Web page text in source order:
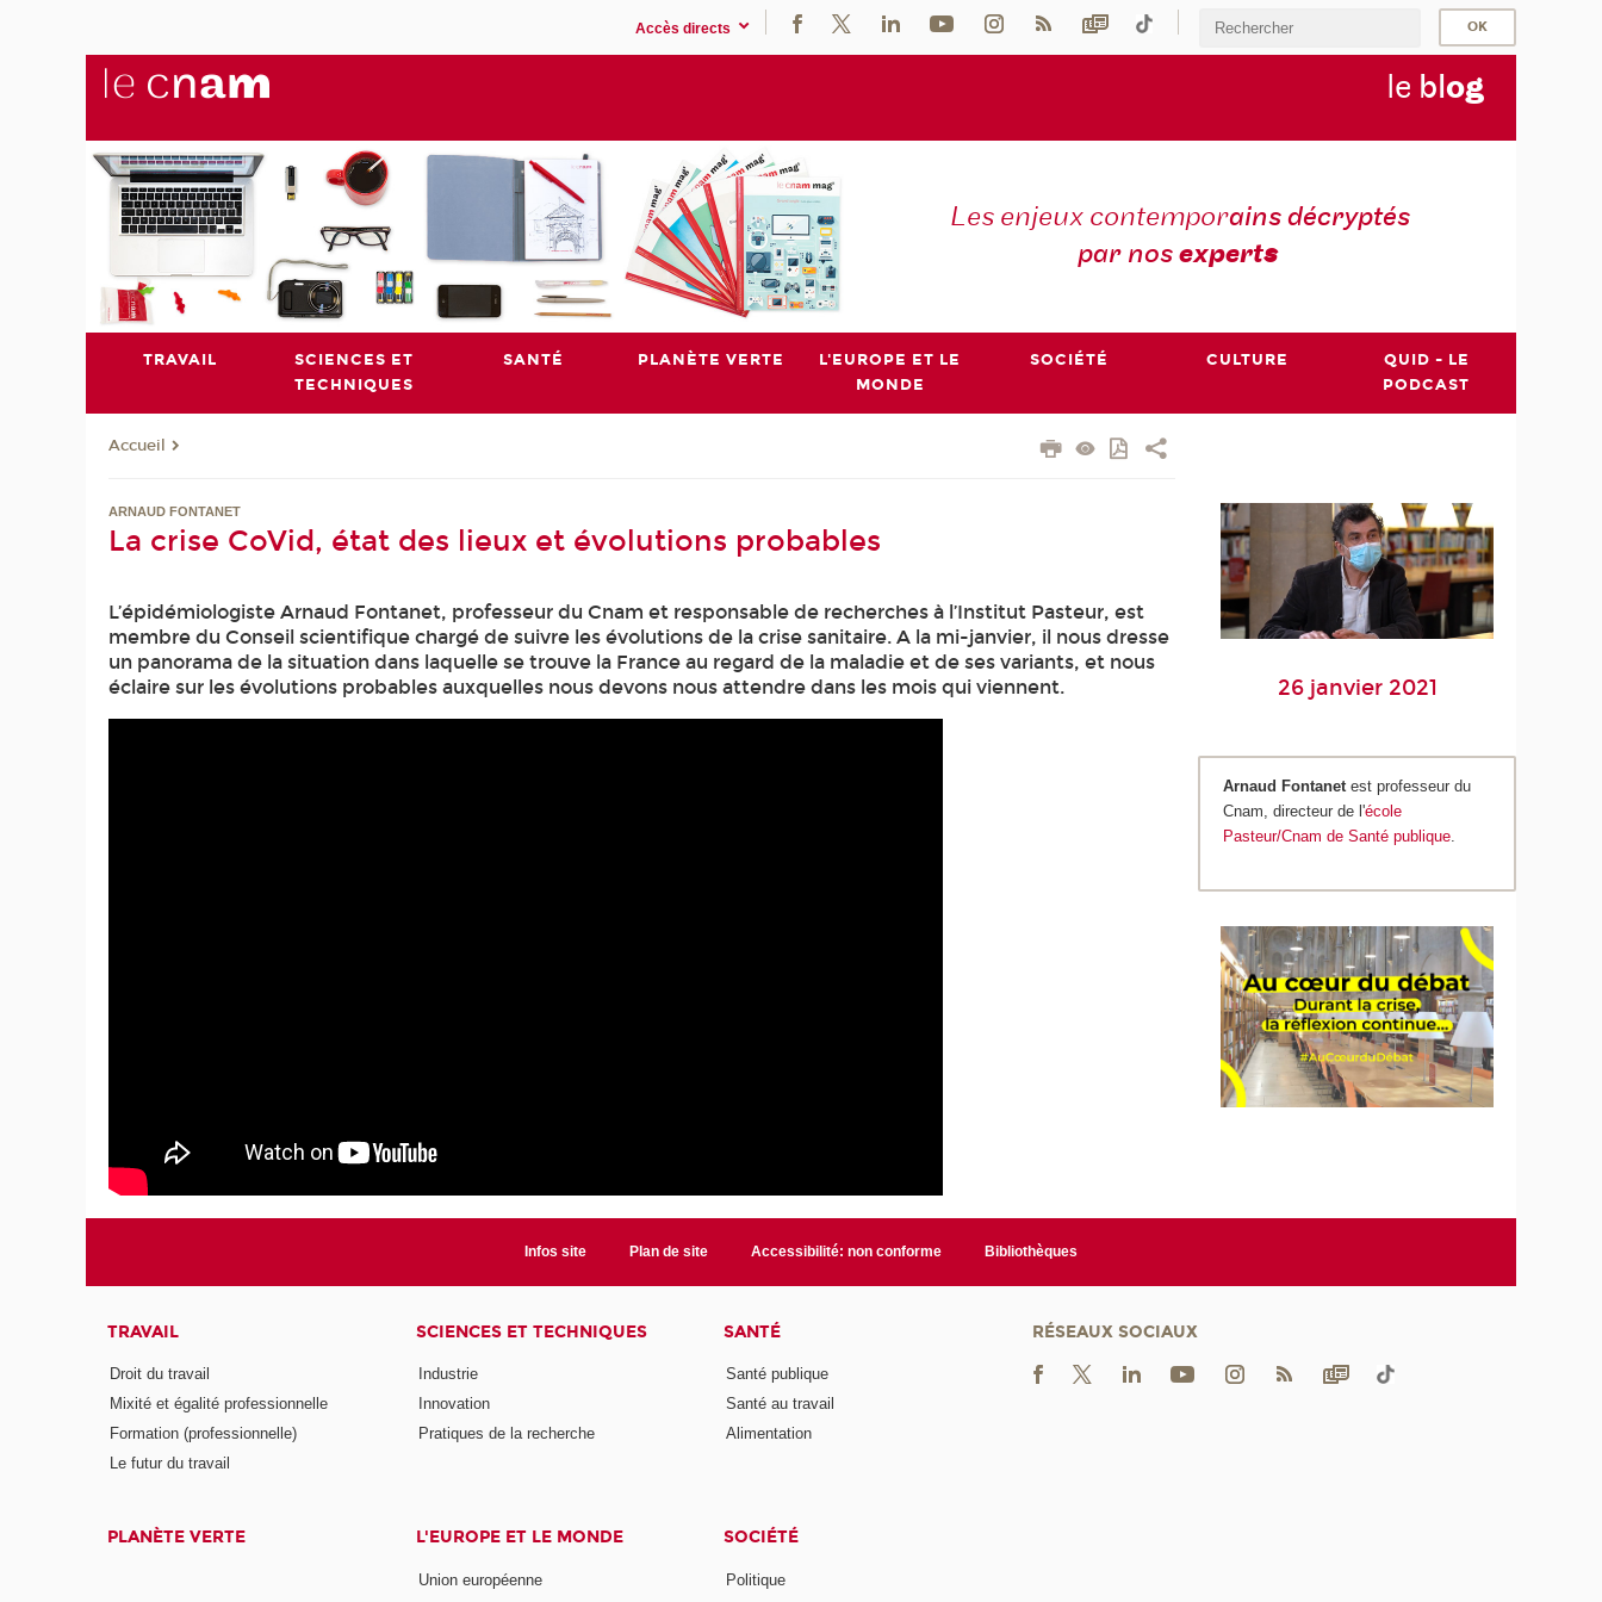
Accès directs
le blog
Les enjeux contemporains décryptés
par nosexperts
TRAVAIL
SCIENCES ET
TECHNIQUES
SANTÉ PLANÈTE VERTE
L'EUROPE ET LE
MONDE
SOCIÉTÉ CULTURE
QUID - LE
PODCAST
Accueil
ARNAUD FONTANET
La crise CoVid, état des lieux et évolutions probables
L’épidémiologiste Arnaud Fontanet, professeur du Cnam et responsable de recherches à l’Institut Pasteur, est
membre du Conseil scientifique chargé de suivre les évolutions de la crise sanitaire. A la mi-janvier, il nous dresse
un panorama de la situation dans laquelle se trouve la France au regard de la maladie et de ses variants, et nous
éclaire sur les évolutions probables auxquelles nous devons nous attendre dans les mois qui viennent.
26 janvier 2021
Arnaud Fontanetest professeur du
Cnam, directeur de l'école
Pasteur/Cnam de Santé publique.
Infos site Plan de site Accessibilité: non conforme Bibliothèques
TRAVAIL
Droit du travail
Mixité et égalité professionnelle
Formation (professionnelle)
Le futur du travail
SCIENCES ET TECHNIQUES
Industrie
Innovation
Pratiques de la recherche
SANTÉ
Santé publique
Santé au travail
Alimentation
PLANÈTE VERTE L'EUROPE ET LE MONDE
Union européenne
SOCIÉTÉ
Politique
RÉSEAUX SOCIAUX